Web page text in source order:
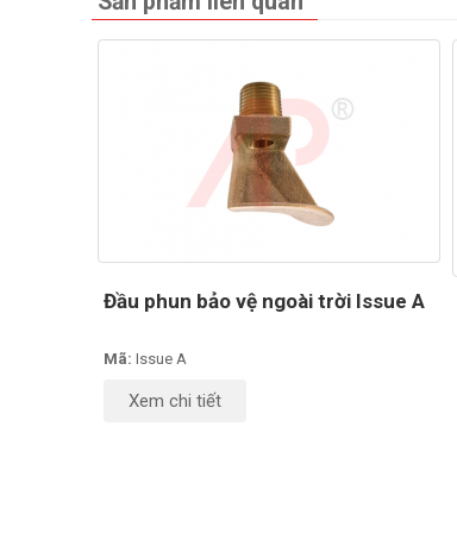
Đầu phun bảo vệ ngoài trời Issue A
Mã: Issue A
Xem chi tiết